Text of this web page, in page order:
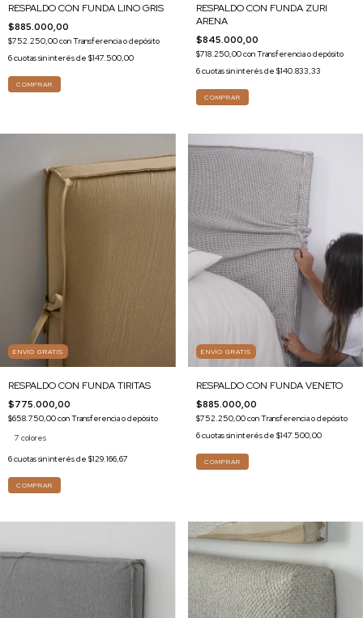
RESPALDO CON FUNDA LINO GRIS
$885.000,00
$752.250,00conTransferencia o depósito
6cuotas sin interés de $147.500,00
COMPRAR
RESPALDO CON FUNDA ZURI
ARENA
$845.000,00
$718.250,00conTransferencia o depósito
6cuotas sin interés de $140.833,33
COMPRAR
ENVÍO GRATIS
RESPALDO CON FUNDA TIRITAS
$775.000,00
$658.750,00conTransferencia o depósito
7 colores
6cuotas sin interés de $129.166,67
COMPRAR
ENVÍO GRATIS
RESPALDO CON FUNDA VENETO
$885.000,00
$752.250,00conTransferencia o depósito
6cuotas sin interés de $147.500,00
COMPRAR